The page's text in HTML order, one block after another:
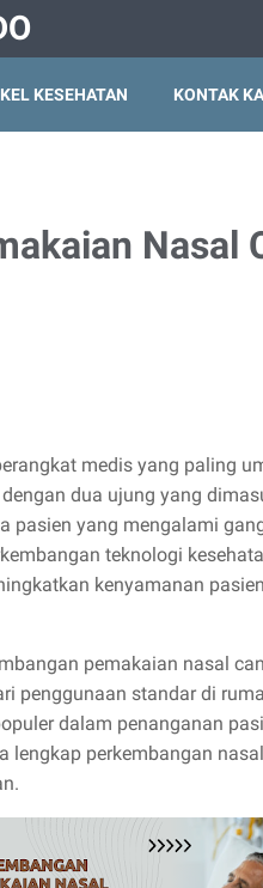
KESEHATAN KONTAK
Nasal
medis yang paling
dua ujung yang
pasien yang mengalami
teknologi
kenyamanan
pemakaian nasal
penggunaan standar di
dalam penanganan
lengkap perkembangan